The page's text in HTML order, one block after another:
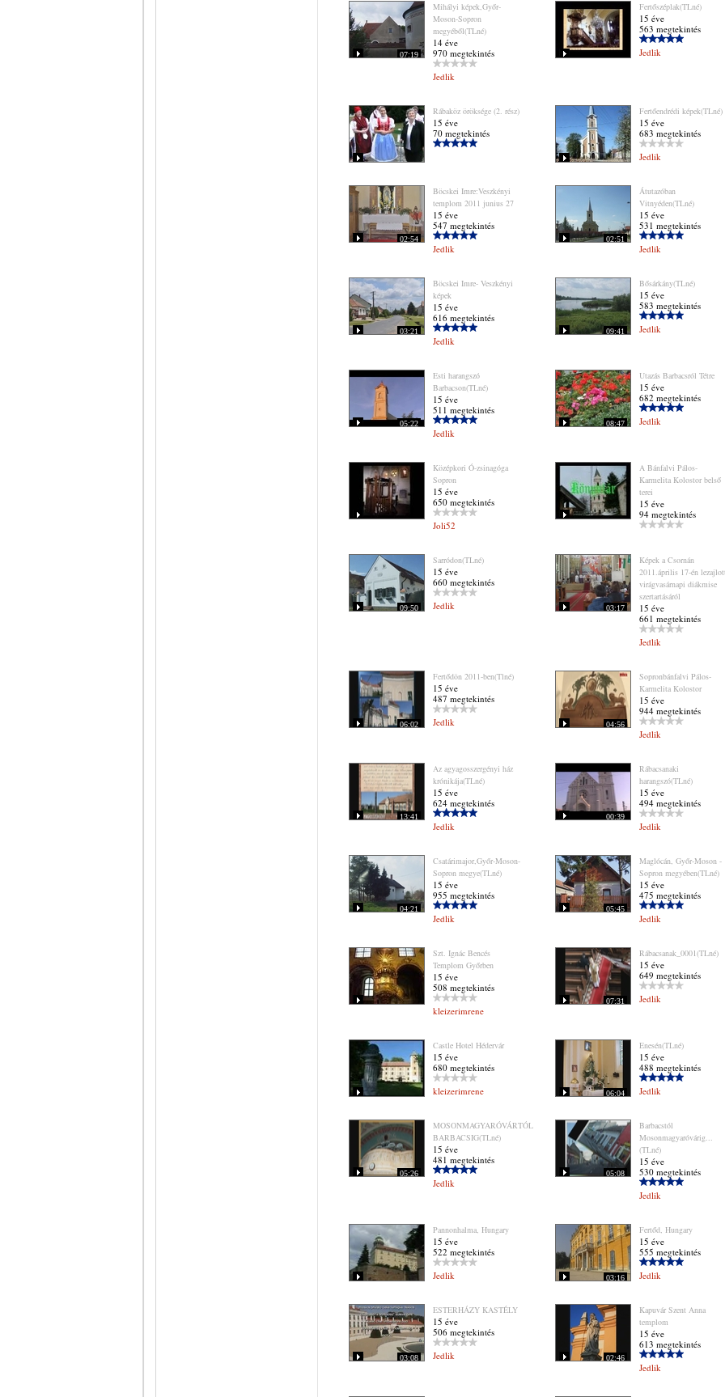
07:19
Mihályi képek,Győr-
Moson-Sopron
megyéből(TLné)
14 éve
970 megtekintés
Jedlik
Fertőszéplak(TLné)
15 éve
563 megtekintés
Jedlik
Rábaköz öröksége (2. rész)
15 éve
70 megtekintés
Fertőendrédi képek(TLné)
15 éve
683 megtekintés
Jedlik
02:54
Böcskei Imre:Veszkényi
templom 2011 junius 27
15 éve
547 megtekintés
Jedlik
02:51
Átutazóban
Vitnyéden(TLné)
15 éve
531 megtekintés
Jedlik
03:21
Böcskei Imre- Veszkényi
képek
15 éve
616 megtekintés
Jedlik
09:41
Bősárkány(TLné)
15 éve
583 megtekintés
Jedlik
05:22
Esti harangszó
Barbacson(TLné)
15 éve
511 megtekintés
Jedlik
08:47
Utazás Barbacsról Tétre
15 éve
682 megtekintés
Jedlik
Középkori Ó-zsinagóga
Sopron
15 éve
650 megtekintés
Joli52
A Bánfalvi Pálos-
Karmelita Kolostor belső
terei
15 éve
94 megtekintés
09:50
Sarródon(TLné)
15 éve
660 megtekintés
Jedlik
03:17
Képek a Csornán
2011.április 17-én
virágvasárnapi diákmise
szertartásáról
15 éve
661 megtekintés
Jedlik
06:02
Fertődön 2011-ben(Tlné)
15 éve
487 megtekintés
Jedlik
04:56
Sopronbánfalvi Pálos-
Karmelita Kolostor
15 éve
944 megtekintés
Jedlik
13:41
Az agyagosszergényi ház
krónikája(TLné)
15 éve
624 megtekintés
Jedlik
00:39
Rábacsanaki
harangszó(TLné)
15 éve
494 megtekintés
Jedlik
04:21
Csatárimajor,Győr-Moson-
Sopron megye(TLné)
15 éve
955 megtekintés
Jedlik
05:45
Maglócán, Győr-Moson -
Sopron megyében(TLné)
15 éve
475 megtekintés
Jedlik
Szt. Ignác Bencés
Templom Győrben
15 éve
508 megtekintés
kleizerimrene
07:31
Rábacsanak_0001(TLné)
15 éve
649 megtekintés
Jedlik
Castle Hotel Hédervár
15 éve
680 megtekintés
kleizerimrene
06:04
Enesén(TLné)
15 éve
488 megtekintés
Jedlik
05:26
MOSONMAGYARÓVÁRTÓL
BARBACSIG(TLné)
15 éve
481 megtekintés
Jedlik
05:08
Barbacstól
Mosonmagyaróvárig...
(TLné)
15 éve
530 megtekintés
Jedlik
Pannonhalma, Hungary
15 éve
522 megtekintés
Jedlik
03:16
Fertőd, Hungary
15 éve
555 megtekintés
Jedlik
03:08
ESTERHÁZY KASTÉLY
15 éve
506 megtekintés
Jedlik
02:46
Kapuvár Szent Anna
templom
15 éve
613 megtekintés
Jedlik